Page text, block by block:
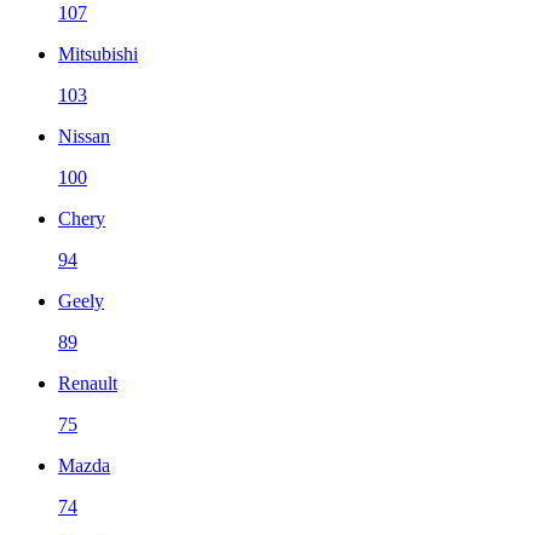
107
Mitsubishi
103
Nissan
100
Chery
94
Geely
89
Renault
75
Mazda
74